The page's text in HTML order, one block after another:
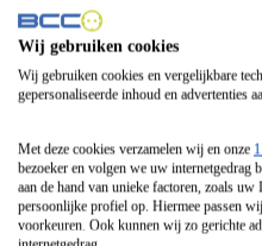
Fitelli
Airfryer
Frituurpan
Contactgrill
Broodbakmachine
Broodrooster
Wij gebruiken cookies
Wij gebruiken cookies en vergelijkbare
gepersonaliseerde inhoud en advertenties
Met deze cookies verzamelen wij en onze
bezoeker en volgen we uw internetgedrag
aan de hand van unieke factoren, zoals
persoonlijke profiel op. Hiermee passen
voorkeuren. Ook kunnen wij zo gerichte